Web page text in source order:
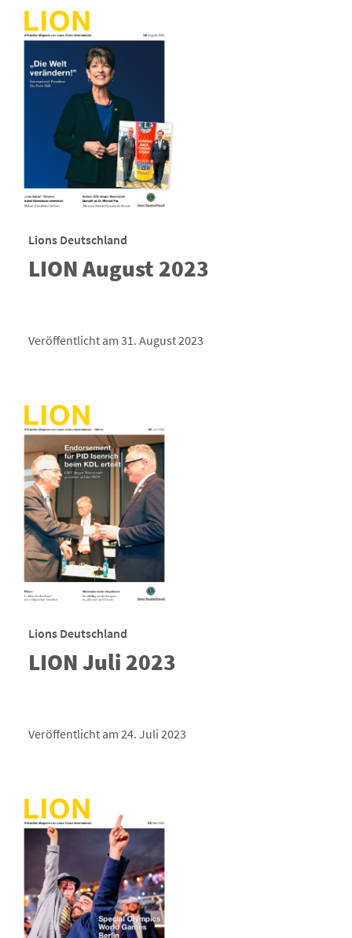
Lions Deutschland
LION August 2023
Veröffentlicht am 31. August 2023
Lions Deutschland
LION Juli 2023
Veröffentlicht am 24. Juli 2023